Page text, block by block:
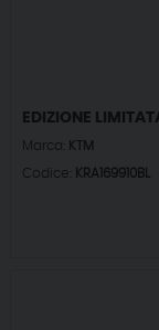
EDIZIONE
Marca: KTM
Codice: KRA169910BL